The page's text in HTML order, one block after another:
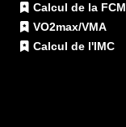
Calcul de la FCM
VO2max/VMA
Calcul de l'IMC